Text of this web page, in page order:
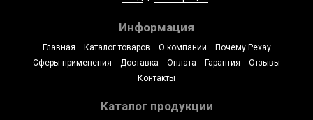
Информация
Главная Каталог товаров О компании
Почему Рехау
Сферы применения
Доставка Оплата Гарантия
Отзывы
Контакты
Каталог продукции